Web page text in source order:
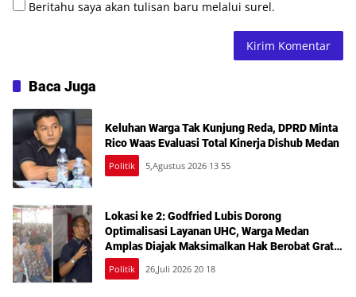
Beritahu saya akan tulisan baru melalui surel.
Baca Juga
Keluhan Warga Tak Kunjung Reda, DPRD Minta
Rico Waas Evaluasi Total Kinerja Dishub Medan
Politik 5,Agustus 2026 13 55
Lokasi ke 2: Godfried Lubis Dorong
Optimalisasi Layanan UHC, Warga Medan
Amplas Diajak Maksimalkan Hak Berobat Gratis
Bermodal KTP
Politik 26,Juli 2026 20 18